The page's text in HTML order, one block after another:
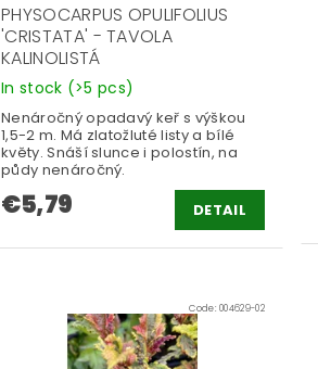
PHYSOCARPUS OPULIFOLIUS
'CRISTATA' - TAVOLA
KALINOLISTÁ
In stock (>5 pcs)
Nenáročný opadavý keř s výškou
1,5-2 m. Má zlatožluté listy a bílé
květy. Snáší slunce i polostín, na
půdy nenáročný.
€5,79 DETAIL
Code:004629-02